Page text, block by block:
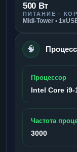
500 Вт
ПИТАНИЕ ·
Midi-Tower •
🧠
Процессор
Intel Core i9-
Частота
3000